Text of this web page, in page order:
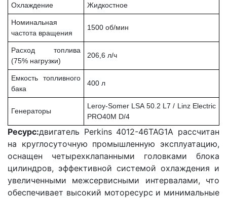
Охлаждение Жидкостное
Номинальная
частота вращения
1500 об/мин
Расход топлива
(75% нагрузки)
206,6 л/ч
Емкость топливного
бака
400 л
Генераторы
Leroy-Somer LSA 50.2 L7 / Linz Electric
PRO40M D/4
Ресурс:двигатель Perkins 4012-46TAG1A рассчитан
на круглосуточную промышленную эксплуатацию,
оснащен четырехклапанными головками блока
цилиндров, эффективной системой охлаждения и
увеличенными межсервисными интервалами, что
обеспечивает высокий моторесурс и минимальные